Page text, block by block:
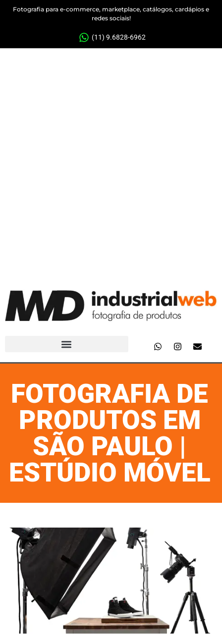
Fotografia para e-commerce, marketplace, catálogos, cardápios e
redes sociais!
(11) 9.6828-6962
FOTOGRAFIA DE
PRODUTOS EM
SÃO PAULO |
ESTÚDIO MÓVEL